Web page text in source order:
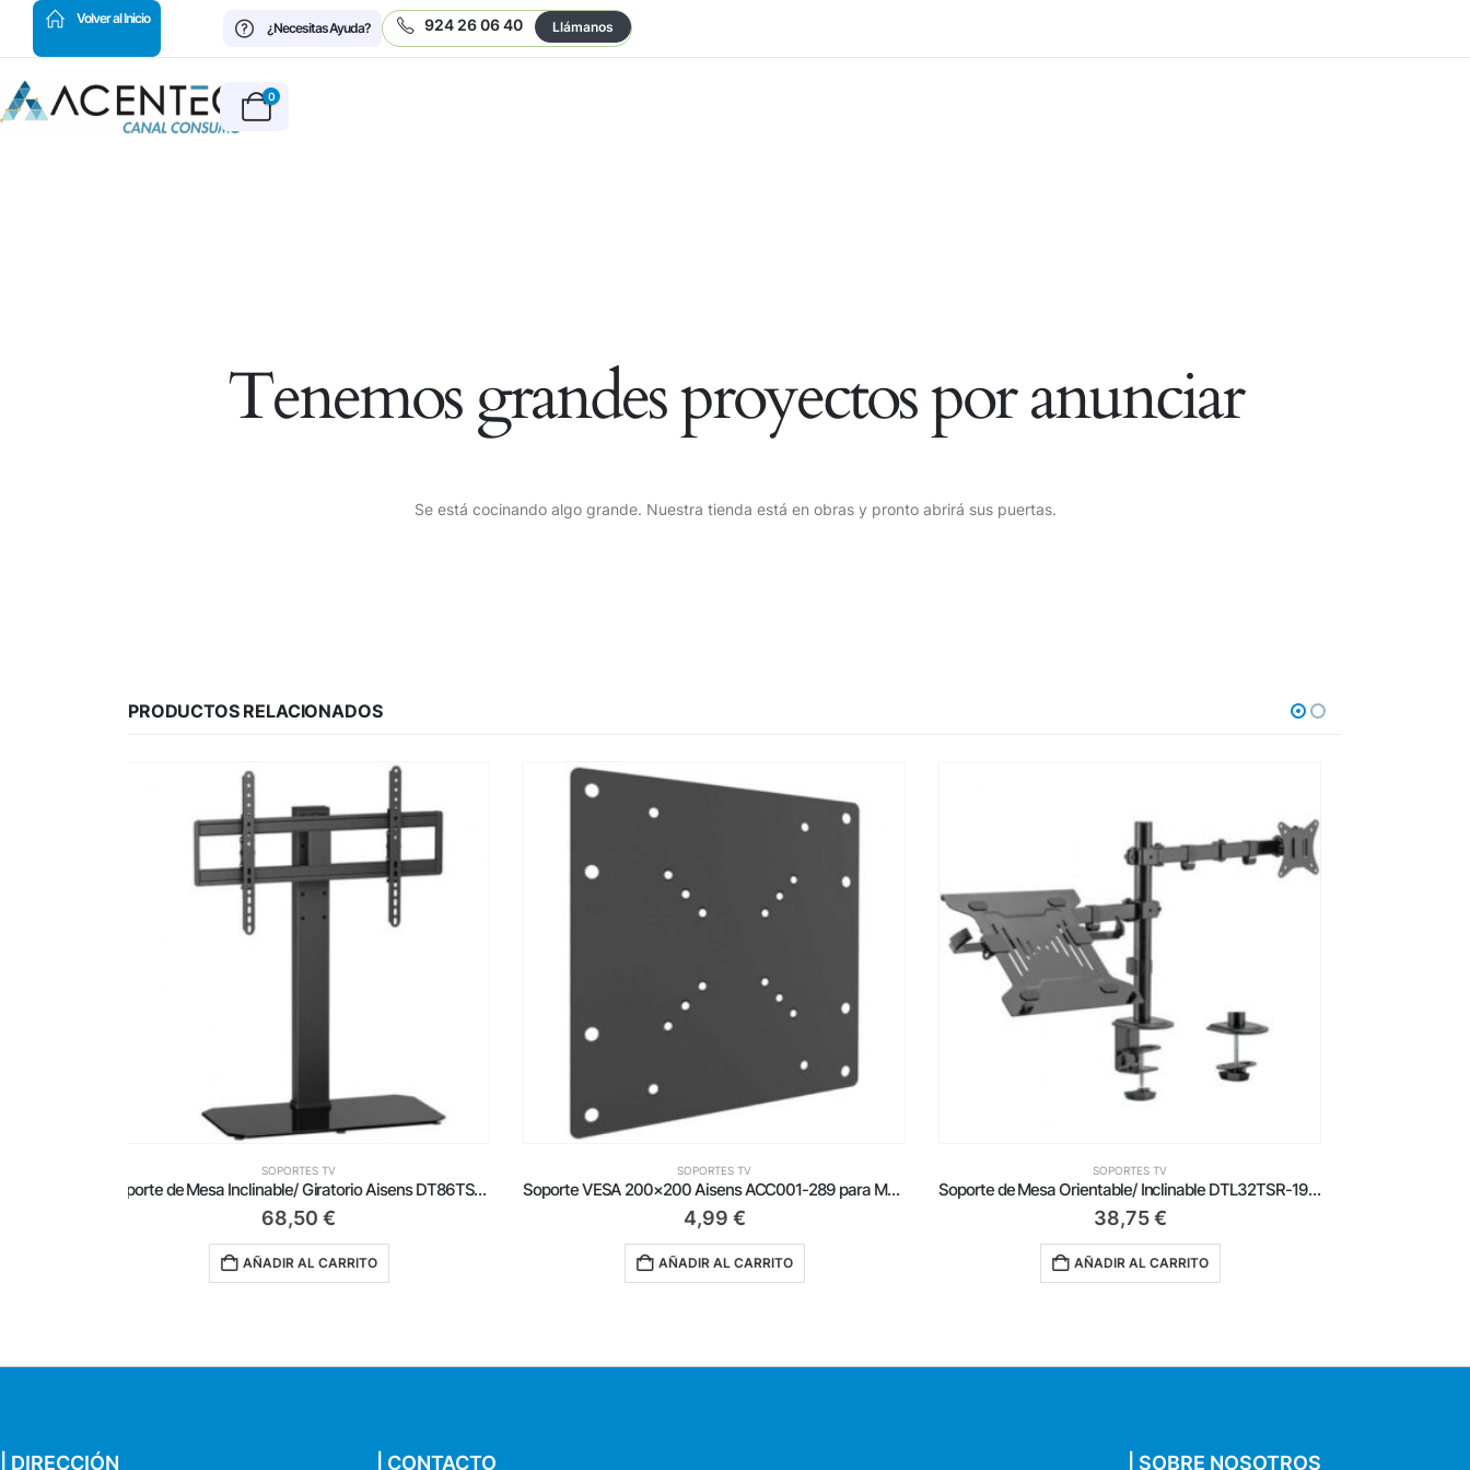
Volver al Inicio
¿Necesitas Ayuda?
924 26 06 40 Llámanos
0
Tenemos grandes proyectos por anunciar
Se está cocinando algo grande. Nuestra tienda está en obras y pronto abrirá sus puertas.
PRODUCTOS RELACIONADOS
SOPORTES TV
4,99
AÑADIR AL CARRITO
SOPORTES TV
38,75
AÑADIR AL CARRITO
SOPORTES TV
335,00
AÑADIR AL CARRITO
| DIRECCIÓN | CONTACTO | SOBRE NOSOTROS